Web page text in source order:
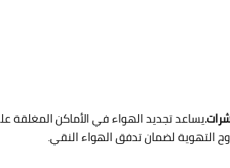
يساعد تجديد الهواء في الأماكن المغلقة
التهوية لضمان تدفق الهواء النقي.